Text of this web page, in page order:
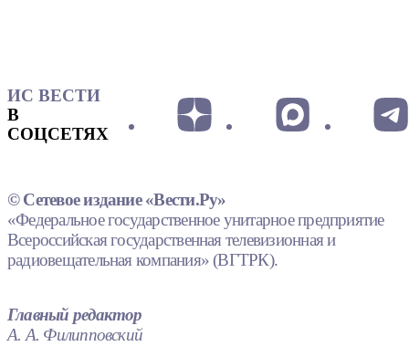
ИС ВЕСТИ
В
СОЦСЕТЯХ
© Сетевое издание «Вести.Ру»
«Федеральное государственное унитарное предприятие
Всероссийская государственная телевизионная и
радиовещательная компания» (ВГТРК).
Главный редактор
А. А. Филипповский